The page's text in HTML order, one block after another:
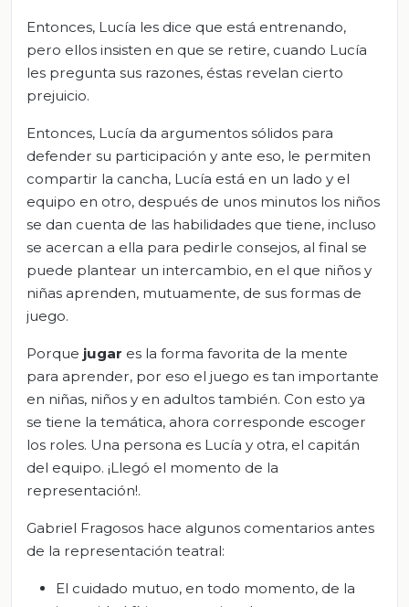
Entonces, Lucía les dice que está entrenando,
pero ellos insisten en que se retire, cuando Lucía
les pregunta sus razones, éstas revelan cierto
prejuicio.
Entonces, Lucía da argumentos sólidos para
defender su participación y ante eso, le permiten
compartir la cancha, Lucía está en un lado y el
equipo en otro, después de unos minutos los niños
se dan cuenta de las habilidades que tiene, incluso
se acercan a ella para pedirle consejos, al final se
puede plantear un intercambio, en el que niños y
niñas aprenden, mutuamente, de sus formas de
juego.
Porque jugar es la forma favorita de la mente
para aprender, por eso el juego es tan importante
en niñas, niños y en adultos también. Con esto ya
se tiene la temática, ahora corresponde escoger
los roles. Una persona es Lucía y otra, el capitán
del equipo. ¡Llegó el momento de la
representación!.
Gabriel Fragosos hace algunos comentarios antes
de la representación teatral:
El cuidado mutuo, en todo momento, de la